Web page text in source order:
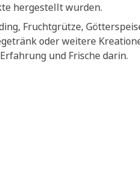
hergestellt wurden.
Fruchtgrütze,
oder weitere
und Frische darin.